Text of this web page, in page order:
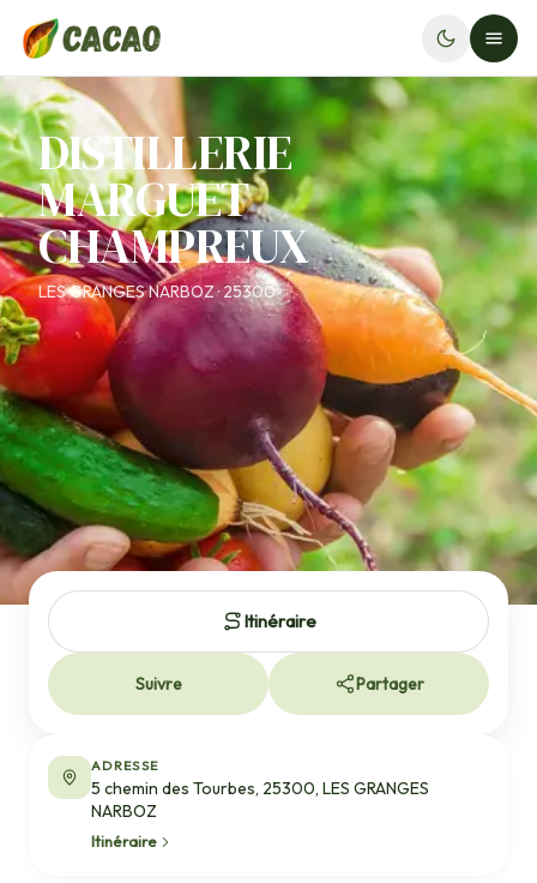
DISTILLERIE
MARGUET
CHAMPREUX
LES GRANGES NARBOZ · 25300
Itinéraire
Suivre Partager
ADRESSE
5 chemin des Tourbes, 25300, LES GRANGES
NARBOZ
Itinéraire